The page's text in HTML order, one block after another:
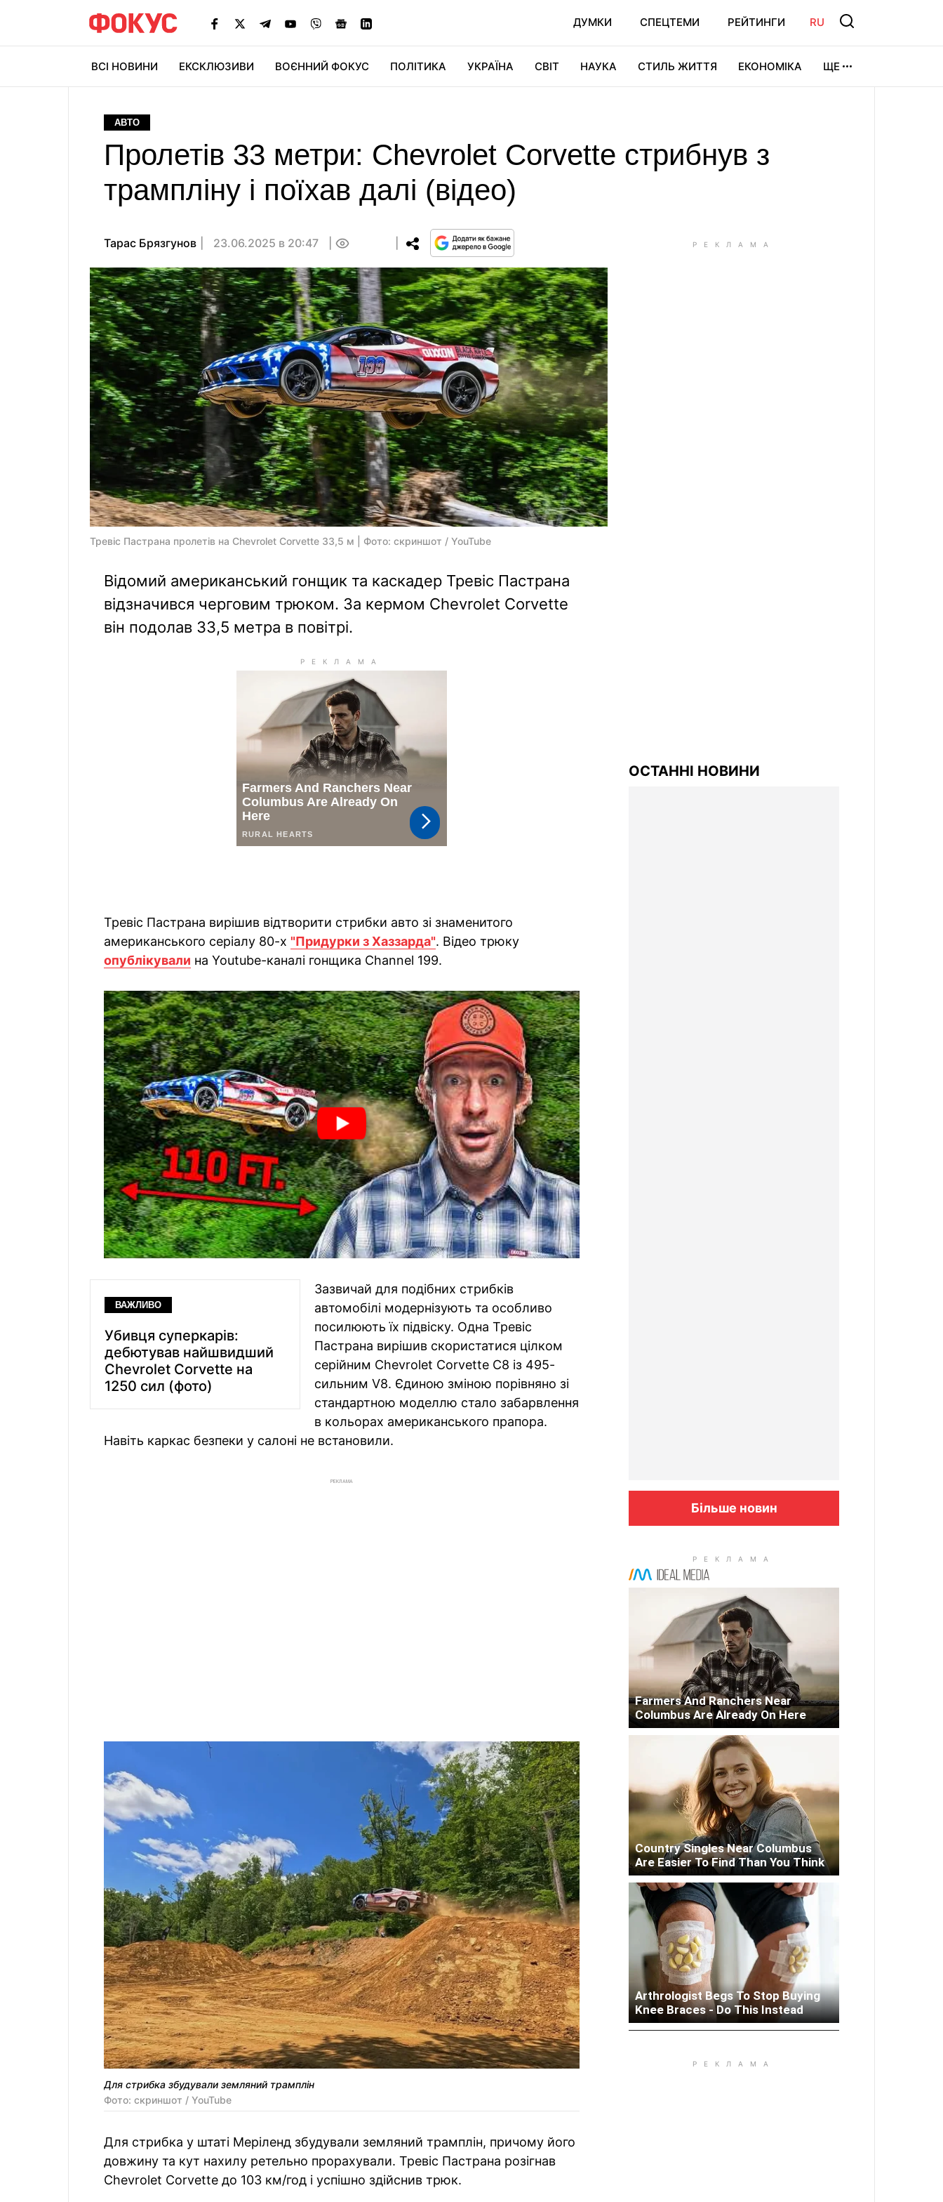
ДУМКИ СПЕЦТЕМИ РЕЙТИНГИ RU
ВСІ НОВИНИ ЕКСКЛЮЗИВИ ВОЄННИЙ ФОКУС ПОЛІТИКА УКРАЇНА СВІТ НАУКА СТИЛЬ ЖИТТЯ ЕКОНОМІКА ЩЕ
АВТО
Пролетів 33 метри: Chevrolet Corvette стрибнув з
трампліну і поїхав далі (відео)
Тарас Брязгунов 23.06.2025 в 20:47
Тревіс Пастрана пролетів на Chevrolet Corvette 33,5 м | Фото: скриншот / YouTube
Відомий американський гонщик та каскадер Тревіс Пастрана
відзначився черговим трюком. За кермом Chevrolet Corvette
він подолав 33,5 метра в повітрі.
Тревіс Пастрана вирішив відтворити стрибки авто зі знаменитого
американського серіалу 80-х "Придурки з Хаззарда". Відео трюку
опублікували на Youtube-каналі гонщика Channel 199.
ВАЖЛИВО
Убивця суперкарів:
дебютував найшвидший
Chevrolet Corvette на
1250 сил (фото)
Зазвичай для подібних стрибків
автомобілі модернізують та особливо
посилюють їх підвіску. Одна Тревіс
Пастрана вирішив скористатися цілком
серійним Chevrolet Corvette C8 із 495-
сильним V8. Єдиною зміною порівняно зі
стандартною моделлю стало забарвлення
в кольорах американського прапора.
Навіть каркас безпеки у салоні не встановили.
РЕКЛАМА
Для стрибка збудували земляний трамплін
Фото: скриншот / YouTube
Для стрибка у штаті Меріленд збудували земляний трамплін, причому його
довжину та кут нахилу ретельно прорахували. Тревіс Пастрана розігнав
Chevrolet Corvette до 103 км/год і успішно здійснив трюк.
ОСТАННІ НОВИНИ
Більше новин
Farmers And Ranchers Near
Columbus Are Already On Here
Country Singles Near Columbus
Are Easier To Find Than You Think
Arthrologist Begs To Stop Buying
Knee Braces - Do This Instead
Woman Lives In Garage - Don't
Judge Until You Peek Inside